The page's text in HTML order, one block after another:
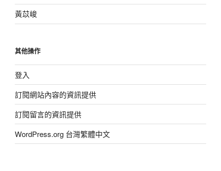
黃苡峻
其他操作
登入
訂閱網站內容的資訊提供
訂閱留言的資訊提供
WordPress.org 台灣繁體中文